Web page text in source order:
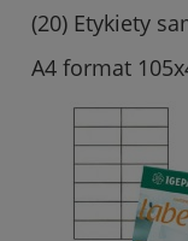
(20) Etykiety
A4 format